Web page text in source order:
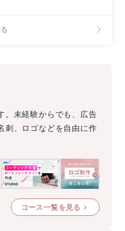
。未経験からでも、広告
刺、ロゴなどを自由に作
コース一覧を見る